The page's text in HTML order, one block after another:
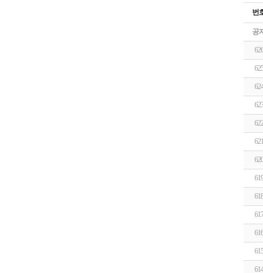
번
공지
626
625
624
623
622
621
620
619
618
617
616
615
614